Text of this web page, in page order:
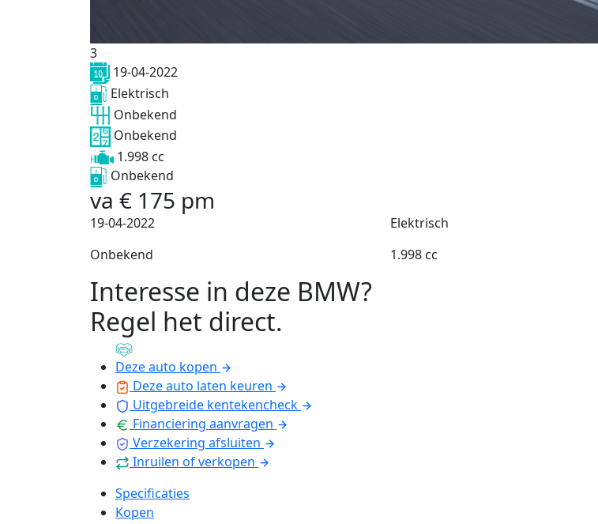
3
19-04-2022
Elektrisch
Onbekend
Onbekend
1.998 cc
Onbekend
va € 175 pm
19-04-2022 Elektrisch
Onbekend
1.998 cc
Interesse in deze BMW?
Regel het direct.
Deze auto kopen
Deze auto laten keuren
Uitgebreide kentekencheck
Financiering aanvragen
Verzekering afsluiten
Inruilen of verkopen
Specificaties
Kopen